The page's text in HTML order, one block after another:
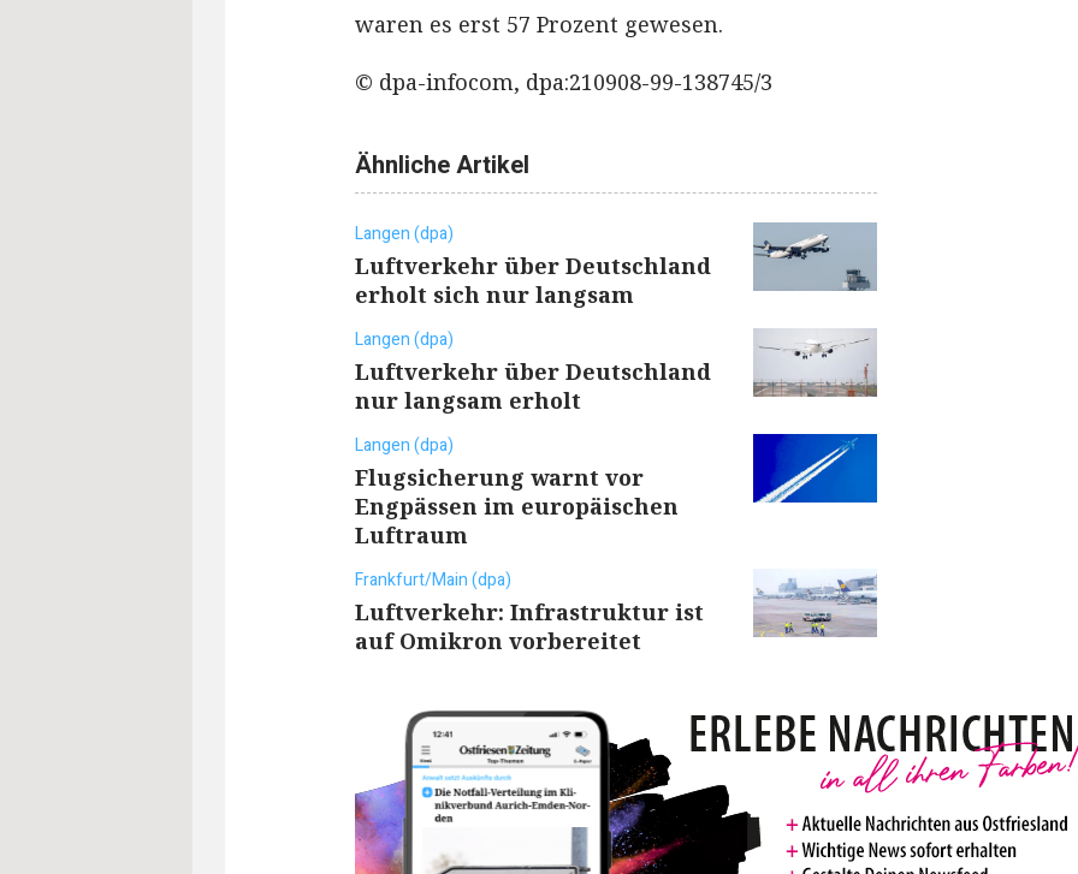
waren es erst 57 Prozent gewesen.
© dpa-infocom, dpa:210908-99-138745/3
Ähnliche Artikel
Langen (dpa)
Luftverkehr über Deutschland
erholt sich nur langsam
Langen (dpa)
Luftverkehr über Deutschland
nur langsam erholt
Langen (dpa)
Flugsicherung warnt vor
Engpässen im europäischen
Luftraum
Frankfurt/Main (dpa)
Luftverkehr: Infrastruktur ist
auf Omikron vorbereitet